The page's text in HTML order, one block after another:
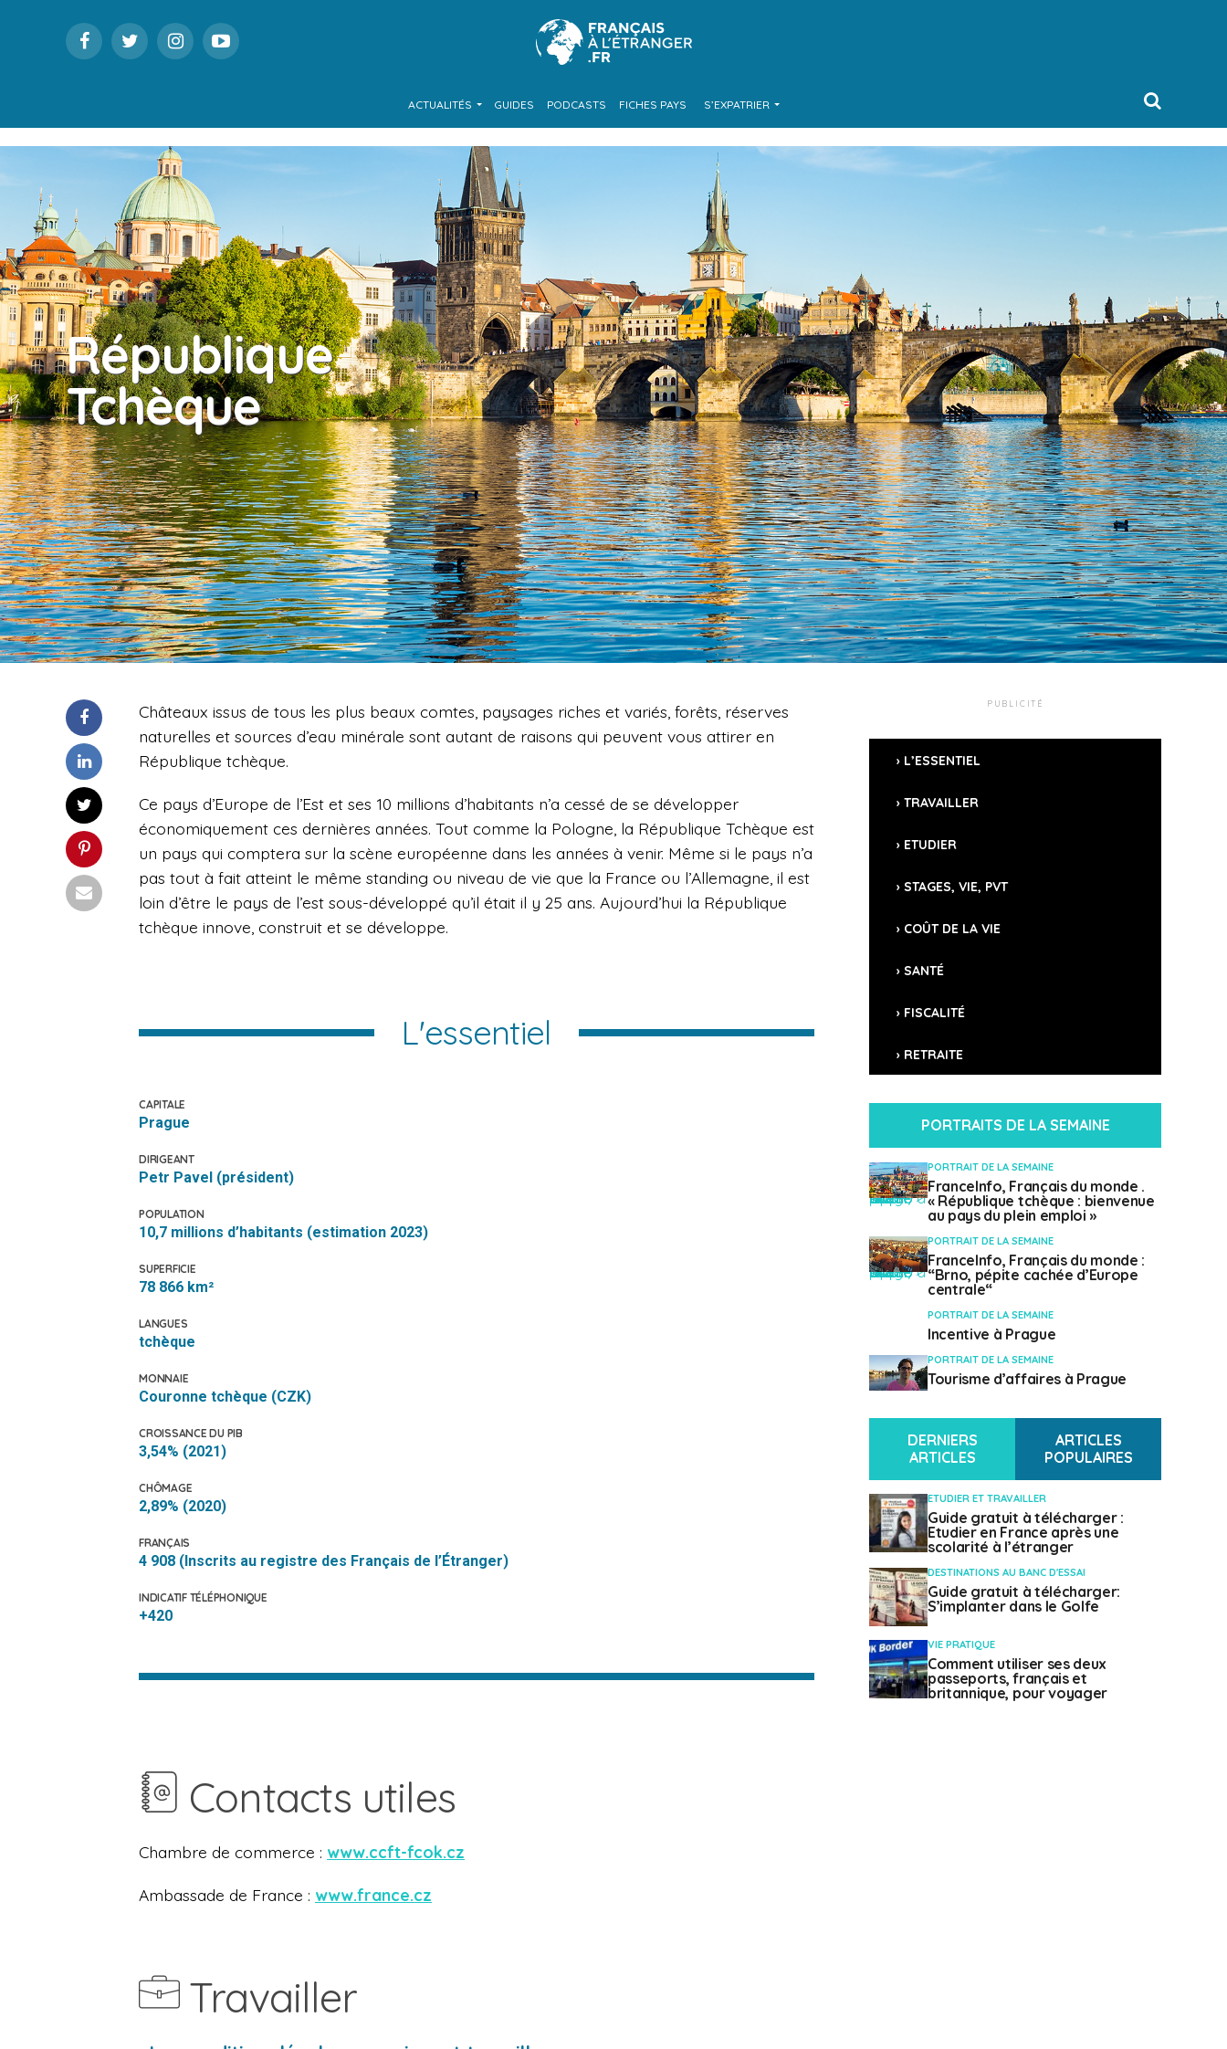
ACTUALITÉS GUIDES PODCASTS FICHES PAYS S’EXPATRIER
République
Tchèque
Châteaux issus de tous les plus beaux comtes, paysages riches et variés, forêts, réserves
naturelles et sources d’eau minérale sont autant de raisons qui peuvent vous attirer en
République tchèque.
Ce pays d’Europe de l’Est et ses 10 millions d’habitants n’a cessé de se développer
économiquement ces dernières années. Tout comme la Pologne, la République Tchèque est
un pays qui comptera sur la scène européenne dans les années à venir. Même si le pays n’a
pas tout à fait atteint le même standing ou niveau de vie que la France ou l’Allemagne, il est
loin d’être le pays de l’est sous-développé qu’il était il y 25 ans. Aujourd’hui la République
tchèque innove, construit et se développe.
L'essentiel
CAPITALE
Prague
DIRIGEANT
Petr Pavel (président)
POPULATION
10,7 millions d’habitants (estimation 2023)
SUPERFICIE
78 866 km²
LANGUES
tchèque
MONNAIE
Couronne tchèque (CZK)
CROISSANCE DU PIB
3,54% (2021)
CHÔMAGE
2,89% (2020)
FRANÇAIS
4 908 (Inscrits au registre des Français de l’Étranger)
INDICATIF TÉLÉPHONIQUE
+420
Contacts utiles
Chambre de commerce : www.ccft-fcok.cz
Ambassade de France : www.france.cz
Travailler
PUBLICITÉ
L’ESSENTIEL
TRAVAILLER
ETUDIER
STAGES, VIE, PVT
COÛT DE LA VIE
SANTÉ
FISCALITÉ
RETRAITE
PORTRAITS DE LA SEMAINE
" class="attachment-mvp-small-thumb size-mvp-small-thumb wp-post-image" alt="" />
PORTRAIT DE LA SEMAINE
FranceInfo, Français du monde .
« République tchèque : bienvenue
au pays du plein emploi »
" class="attachment-mvp-small-thumb size-mvp-small-thumb wp-post-image" alt="" />
PORTRAIT DE LA SEMAINE
FranceInfo, Français du monde :
“Brno, pépite cachée d’Europe
centrale“
PORTRAIT DE LA SEMAINE
Incentive à Prague
" class="attachment-mvp-small-thumb size-mvp-small-thumb wp-post-image" alt="" />
PORTRAIT DE LA SEMAINE
Tourisme d’affaires à Prague
DERNIERS
ARTICLES
ARTICLES
POPULAIRES
ETUDIER ET TRAVAILLER
Guide gratuit à télécharger :
Etudier en France après une
scolarité à l’étranger
DESTINATIONS AU BANC D'ESSAI
Guide gratuit à télécharger:
S’implanter dans le Golfe
VIE PRATIQUE
Comment utiliser ses deux
passeports, français et
britannique, pour voyager